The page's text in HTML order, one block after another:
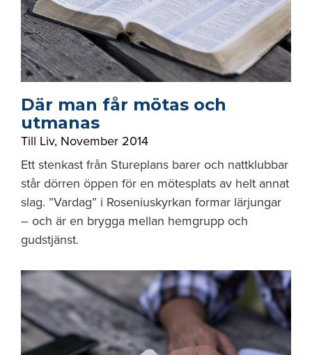
Där man får mötas och
utmanas
Till Liv, November 2014
Ett stenkast från Stureplans barer och nattklubbar
står dörren öppen för en mötesplats av helt annat
slag. ”Vardag” i Roseniuskyrkan formar lärjungar
– och är en brygga mellan hemgrupp och
gudstjänst.